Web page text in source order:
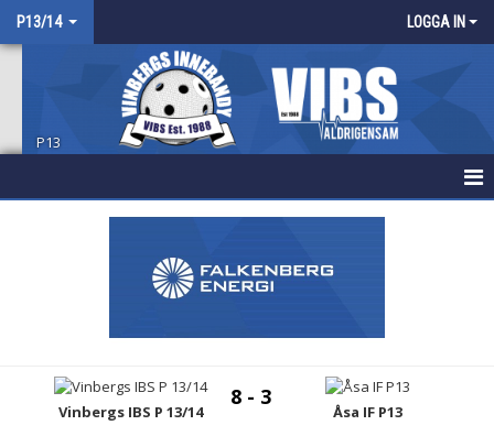
P13/14 LOGGA IN
P13
TRUPPENVinbergs IBS P 13/14
8 - 3
Åsa IF P13